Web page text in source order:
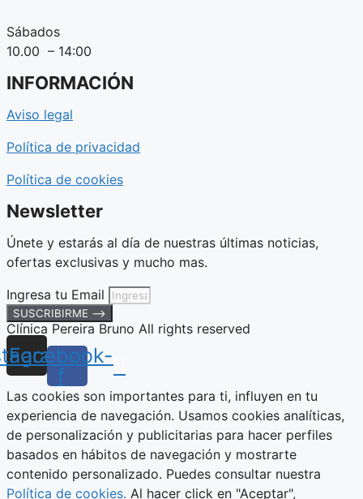
Sábados
10.00 – 14:00
INFORMACIÓN
Aviso legal
Política de privacidad
Política de cookies
Newsletter
Únete y estarás al día de nuestras últimas noticias,
ofertas exclusivas y mucho mas.
Ingresa tu Email
SUSCRIBIRME ⟶
Clínica Pereira Bruno All rights reserved
Facebook-
f
Las cookies son importantes para ti, influyen en tu
experiencia de navegación. Usamos cookies analíticas,
de personalización y publicitarias para hacer perfiles
basados en hábitos de navegación y mostrarte
contenido personalizado. Puedes consultar nuestra
Política de cookies. Al hacer click en "Aceptar",